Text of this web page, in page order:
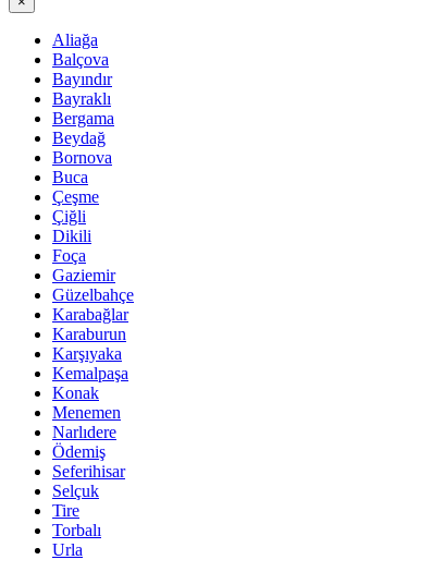
Aliağa
Balçova
Bayındır
Bayraklı
Bergama
Beydağ
Bornova
Buca
Çeşme
Çiğli
Dikili
Foça
Gaziemir
Güzelbahçe
Karabağlar
Karaburun
Karşıyaka
Kemalpaşa
Konak
Menemen
Narlıdere
Ödemiş
Seferihisar
Selçuk
Tire
Torbalı
Urla